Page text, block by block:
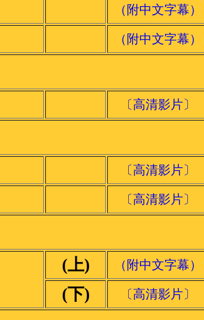
（附中文字幕）
（附中文字幕）
〔高清影片〕
〔高清影片〕
〔高清影片〕
(上) （附中文字幕）
(下) 〔高清影片〕